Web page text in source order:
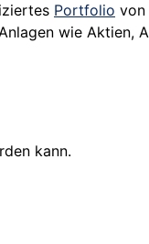
Portfolio von
wie Aktien,
kann.